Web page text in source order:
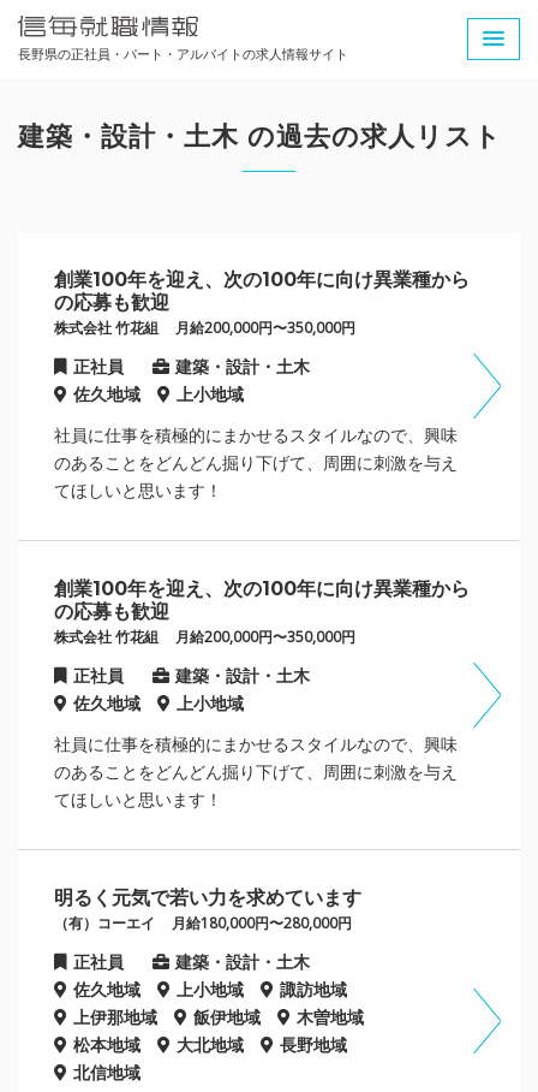
長野県の正社員・パート・アルバイトの求人情報サイト
建築・設計・土木 の過去の求人リスト
創業100年を迎え、次の100年に向け異業種から
の応募も歓迎
株式会社 竹花組 月給200,000円〜350,000円
正社員
建築・設計・土木
佐久地域
上小地域
社員に仕事を積極的にまかせるスタイルなので、興味
のあることをどんどん掘り下げて、周囲に刺激を与え
てほしいと思います！
創業100年を迎え、次の100年に向け異業種から
の応募も歓迎
株式会社 竹花組 月給200,000円〜350,000円
正社員
建築・設計・土木
佐久地域
上小地域
社員に仕事を積極的にまかせるスタイルなので、興味
のあることをどんどん掘り下げて、周囲に刺激を与え
てほしいと思います！
明るく元気で若い力を求めています
（有）コーエイ 月給180,000円〜280,000円
正社員
建築・設計・土木
佐久地域
上小地域
諏訪地域
上伊那地域
飯伊地域
木曽地域
松本地域
大北地域
長野地域
北信地域